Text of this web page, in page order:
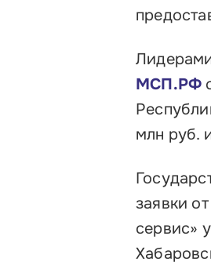
МСП.РФ
млн руб.
заявки
сервис»